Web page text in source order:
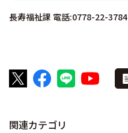
長寿福祉課 電話:0778-22-3784
関連カテゴリ